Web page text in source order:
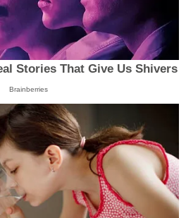
Stories That Give Us Shivers
Brainberries